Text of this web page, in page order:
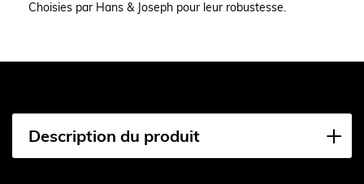
Choisies par Hans & Joseph pour leur robustesse.
Description du produit